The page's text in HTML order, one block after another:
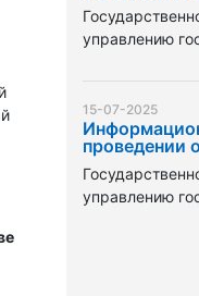
управлению
15-07-2025
проведении
управлению